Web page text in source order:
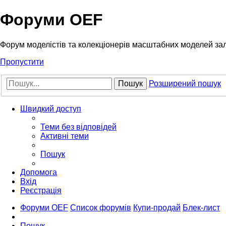
Форуми OEF
Форум моделістів та колекціонерів масштабних моделей
Пропустити
Пошук Розширений пошук
Швидкий доступ
Теми без відповідей
Активні теми
Пошук
Допомога
Вхід
Реєстрація
Форуми OEF Список форумів Купи-продай Блек-лист